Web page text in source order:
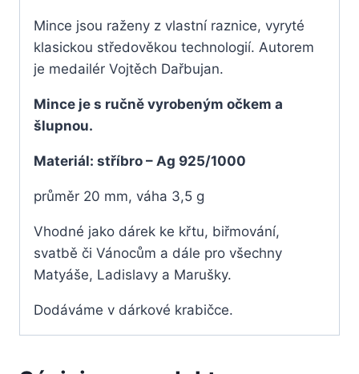
Mince jsou raženy z vlastní raznice, vyryté
klasickou středověkou technologií. Autorem
je medailér Vojtěch Dařbujan.
Mince je s ručně vyrobeným očkem a
šlupnou.
Materiál: stříbro – Ag 925/1000
průměr 20 mm, váha 3,5 g
Vhodné jako dárek ke křtu, biřmování,
svatbě či Vánocům a dále pro všechny
Matyáše, Ladislavy a Marušky.
Dodáváme v dárkové krabičce.